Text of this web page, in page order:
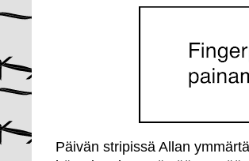
Päivän stripissä Allan